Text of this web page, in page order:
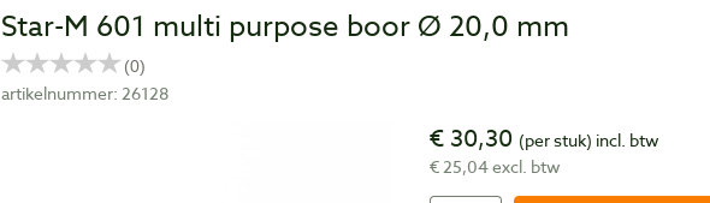
Star-M 601 multi purpose boor Ø 20,0 mm
artikelnummer: 26128
€ 30,30 (per stuk) incl. btw
€ 25,04 excl. btw